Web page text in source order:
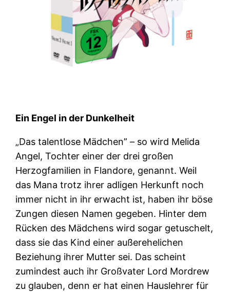
Ein Engel in der Dunkelheit
„Das talentlose Mädchen” – so wird Melida
Angel, Tochter einer der drei großen
Herzogfamilien in Flandore, genannt. Weil
das Mana trotz ihrer adligen Herkunft noch
immer nicht in ihr erwacht ist, haben ihr böse
Zungen diesen Namen gegeben. Hinter dem
Rücken des Mädchens wird sogar getuschelt,
dass sie das Kind einer außerehelichen
Beziehung ihrer Mutter sei. Das scheint
zumindest auch ihr Großvater Lord Mordrew
zu glauben, denn er hat einen Hauslehrer für